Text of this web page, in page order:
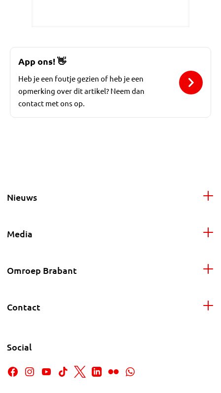
App ons!👋
Heb je een foutje gezien of heb je een
opmerking over dit artikel? Neem dan
contact met ons op.
Nieuws
Media
Omroep Brabant
Contact
Social